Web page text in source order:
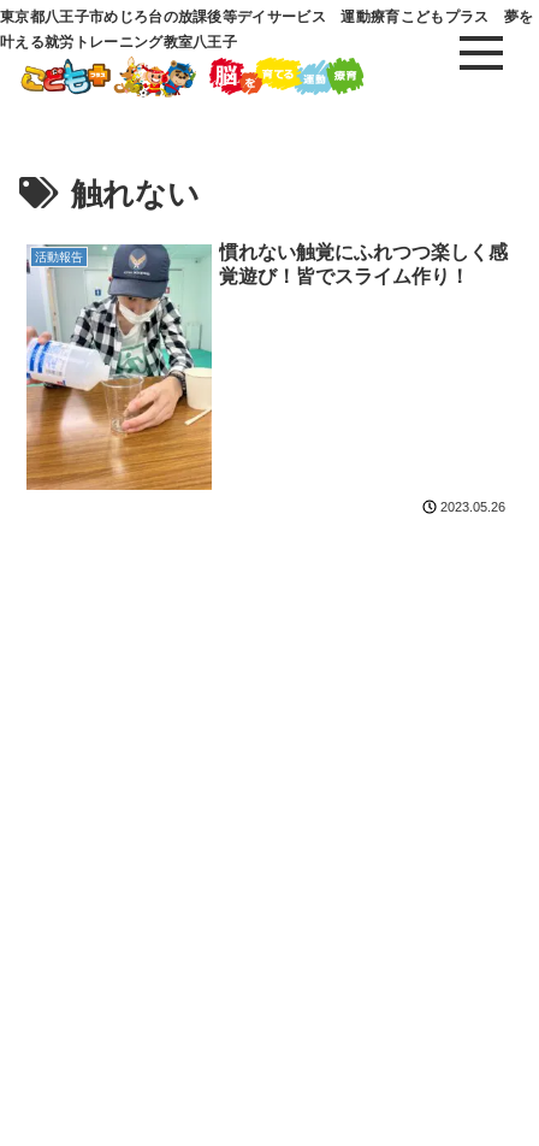
東京都八王子市めじろ台の放課後等デイサービス 運動療育こどもプラス 夢を
叶える就労トレーニング教室八王子
触れない
活動報告
慣れない触覚にふれつつ楽しく感
覚遊び！皆でスライム作り！
2023.05.26